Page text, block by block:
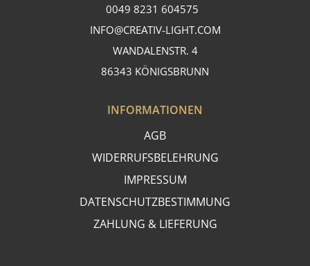
0049 8231 604575
INFO@CREATIV-LIGHT.COM
WANDALENSTR. 4
86343 KÖNIGSBRUNN
INFORMATIONEN
AGB
WIDERRUFSBELEHRUNG
IMPRESSUM
DATENSCHUTZBESTIMMUNG
ZAHLUNG & LIEFERUNG